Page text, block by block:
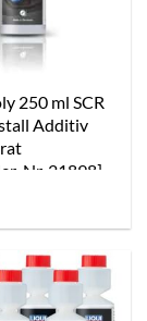
250 ml SCR
Additiv
Nr. 21898]